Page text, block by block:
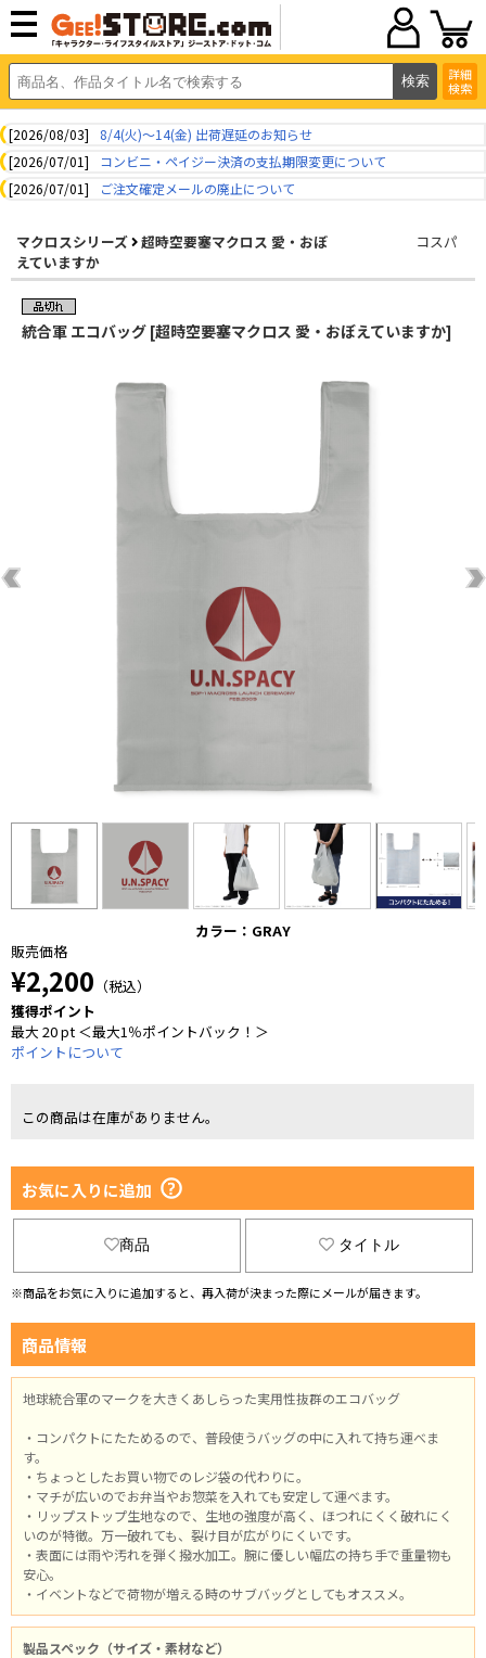
詳細
検索
[2026/08/03]
8/4(火)～14(金) 出荷遅延のお知らせ
[2026/07/01]
コンビニ・ペイジー決済の支払期限変更について
[2026/07/01]
ご注文確定メールの廃止について
マクロスシリーズ
超時空要塞マクロス 愛・おぼ
えていますか
コスパ
統合軍 エコバッグ [超時空要塞マクロス 愛・おぼえていますか]
カラー：GRAY
販売価格
¥2,200 （税込）
獲得ポイント
最大 20 pt ＜最大1％ポイントバック！＞
ポイントについて
この商品は在庫がありません。
お気に入りに追加
商品 タイトル
※商品をお気に入りに追加すると、再入荷が決まった際にメールが届きます。
商品情報
地球統合軍のマークを大きくあしらった実用性抜群のエコバッグ
・コンパクトにたためるので、普段使うバッグの中に入れて持ち運べま
す。
・ちょっとしたお買い物でのレジ袋の代わりに。
・マチが広いのでお弁当やお惣菜を入れても安定して運べます。
・リップストップ生地なので、生地の強度が高く、ほつれにくく破れにく
いのが特徴。万一破れても、裂け目が広がりにくいです。
・表面には雨や汚れを弾く撥水加工。腕に優しい幅広の持ち手で重量物も
安心。
・イベントなどで荷物が増える時のサブバッグとしてもオススメ。
製品スペック（サイズ・素材など）